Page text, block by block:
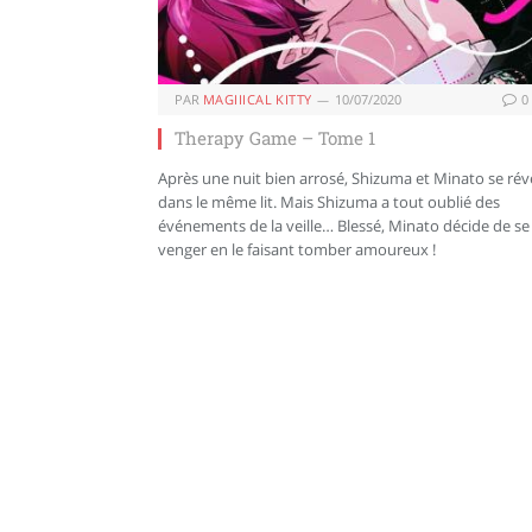
PAR MAGIIICAL KITTY 10/07/2020 0
Therapy Game – Tome 1
Après une nuit bien arrosé, Shizuma et Minato se
dans le même lit. Mais Shizuma a tout oublié des
événements de la veille… Blessé, Minato décide de se
venger en le faisant tomber amoureux !